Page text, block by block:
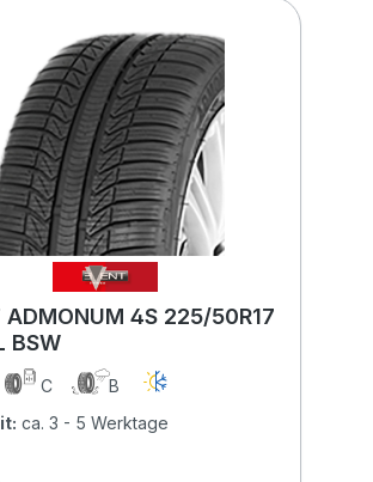
ADMONUM 4S 225/50R17
BSW
C
B
ca. 3 - 5 Werktage